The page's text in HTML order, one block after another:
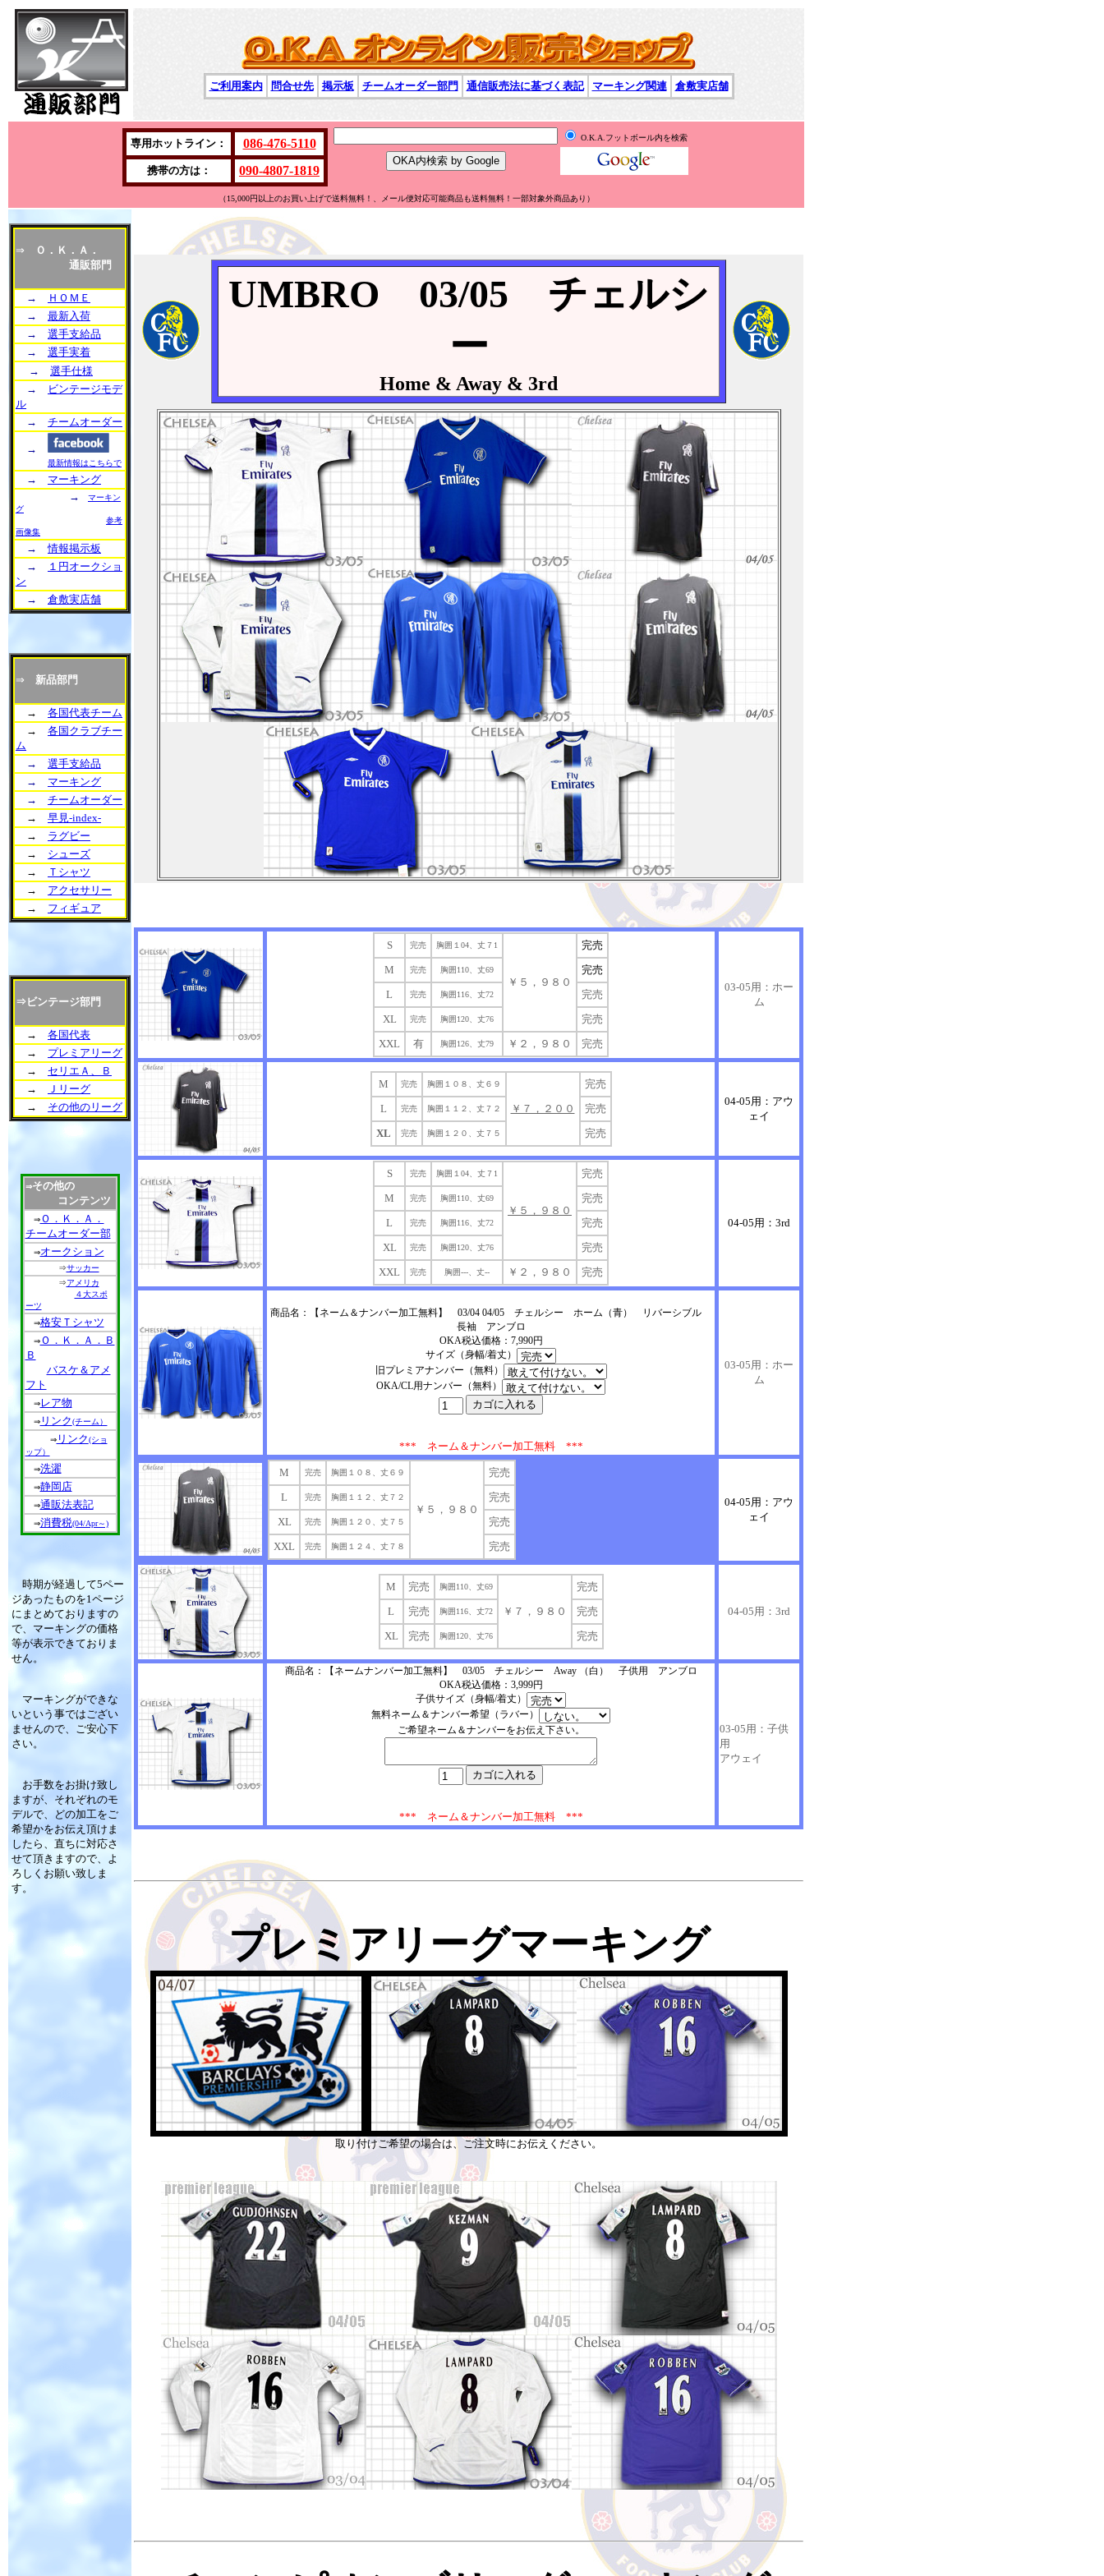
ご利用案内 問合せ先 掲示板 チームオーダー部門 通信販売法に基づく表記 マーキング関連 倉敷実店舗
専用ホットライン： 086-476-5110
携帯の方は： 090-4807-1819
O.K.A.フットボール内を検索
（15,000円以上のお買い上げで送料無料！、メール便対応可能商品も送料無料！一部対象外商品あり）
⇒
Ｏ．Ｋ．Ａ．
通販部門
→
ＨＯＭＥ
→ 最新入荷
→ 選手支給品
→ 選手実着
→ 選手仕様
→
ビンテージモデ
ル
→ チームオーダー
→
最新情報はこちらで
→ マーキング
→
マーキン
グ
参考
画像集
→情報掲示板
→
１円オークショ
ン
→ 倉敷実店舗
⇒ 新品部門
→ 各国代表チーム
→ 各国クラブチー
ム
→ 選手支給品
→ マーキング
→ チームオーダー
→ 早見-index-
→ ラグビー
→ シューズ
→
Ｔシャツ
→ アクセサリー
→ フィギュア
⇒ビンテージ部門
→ 各国代表
→ プレミアリーグ
→ セリエＡ、Ｂ
→
Ｊリーグ
→ その他のリーグ
⇒その他の
コンテンツ
⇒Ｏ．Ｋ．Ａ．
チームオーダー部
⇒オークション
⇒サッカー
⇒アメリカ
４大スポ
ーツ
⇒格安Ｔシャツ
⇒Ｏ．Ｋ．Ａ．Ｂ
Ｂ
バスケ＆アメ
フト
⇒レア物
⇒リンク(チーム）
⇒リンク(ショ
ップ）
⇒洗濯
⇒静岡店
⇒通販法表記
⇒消費税(04/Apr～)
時期が経過して5ペー
ジあったものを1ページ
にまとめておりますの
で、マーキングの価格
等が表示できておりま
せん。
マーキングができな
いという事ではござい
ませんので、ご安心下
さい。
お手数をお掛け致し
ますが、それぞれのモ
デルで、どの加工をご
希望かをお伝え頂けま
したら、直ちに対応さ
せて頂きますので、よ
ろしくお願い致しま
す。
UMBRO 03/05 チェルシ
ー
Home & Away & 3rd
S 完売 胸囲１04、丈７1
￥５，９８０
完売
M
完売 胸囲110、丈69
完売
L
完売 胸囲116、丈72
完売
XL
完売 胸囲120、丈76
完売
XXL
有 胸囲126、丈79 ￥２，９８０ 完売
03-05用：ホー
ム
M 完売 胸囲１０８、丈６９
￥７，２００
完売
L
完売 胸囲１１２、丈７２
完売
XL
完売 胸囲１２０、丈７５ 完売
04-05用：アウ
ェイ
S 完売 胸囲１04、丈７1
￥５，９８０
完売
M
完売 胸囲110、丈69
完売
L
完売 胸囲116、丈72
完売
XL
完売 胸囲120、丈76
完売
XXL
完売 胸囲---、丈-- ￥２，９８０ 完売
04-05用：3rd
商品名：【ネーム＆ナンバー加工無料】 03/04 04/05 チェルシー ホーム（青） リバーシブル
長袖 アンブロ
OKA税込価格：7,990円
サイズ（身幅/着丈）
旧プレミアナンバー（無料）
OKA/CL用ナンバー（無料）
*** ネーム＆ナンバー加工無料 ***
03-05用：ホー
ム
M 完売 胸囲１０８、丈６９
￥５，９８０
完売
L
完売 胸囲１１２、丈７２
完売
XL
完売 胸囲１２０、丈７５
完売
XXL
完売 胸囲１２４、丈７８ 完売
04-05用：アウ
ェイ
M 完売 胸囲110、丈69
￥７，９８０
完売
L
完売 胸囲116、丈72
完売
XL
完売 胸囲120、丈76 完売
04-05用：3rd
商品名：【ネームナンバー加工無料】 03/05 チェルシー Away （白） 子供用 アンブロ
OKA税込価格：3,999円
子供サイズ（身幅/着丈）
無料ネーム＆ナンバー希望（ラバー）
ご希望ネーム＆ナンバーをお伝え下さい。
*** ネーム＆ナンバー加工無料 ***
03-05用：子供
用
アウェイ
プレミアリーグマーキング
取り付けご希望の場合は、ご注文時にお伝えください。